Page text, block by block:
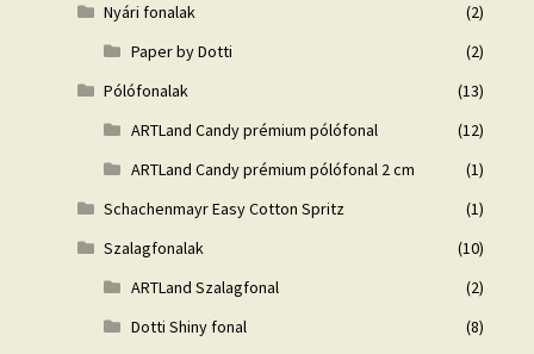
Nyári fonalak
(2)
Paper by Dotti
(2)
Pólófonalak
(13)
ARTLand Candy prémium pólófonal
(12)
ARTLand Candy prémium pólófonal 2 cm
(1)
Schachenmayr Easy Cotton Spritz
(1)
Szalagfonalak
(10)
ARTLand Szalagfonal
(2)
Dotti Shiny fonal
(8)